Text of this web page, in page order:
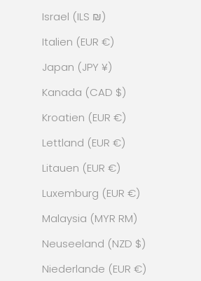
Israel (ILS ₪)
Italien (EUR €)
Japan (JPY ¥)
Kanada (CAD $)
Kroatien (EUR €)
Lettland (EUR €)
Litauen (EUR €)
Luxemburg (EUR €)
Malaysia (MYR RM)
Neuseeland (NZD $)
Niederlande (EUR €)